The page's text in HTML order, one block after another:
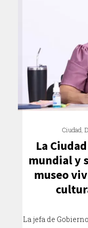
Ciudad,
La
mundial y
museo
La jefa de